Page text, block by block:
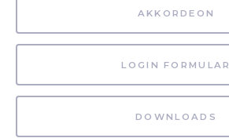
AKKORDEON
LOGIN FORMULAR
DOWNLOADS